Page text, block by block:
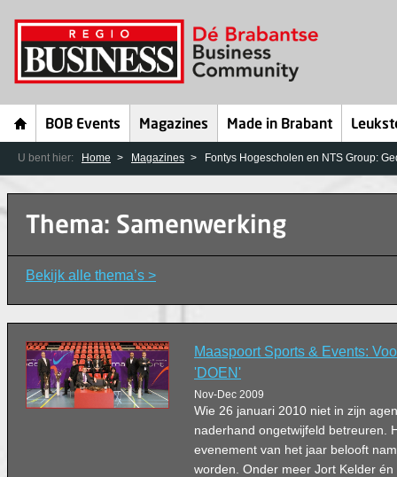
BOB Events Magazines Made in Brabant
U bent hier: Home Magazines Fontys Hogescholen en NTS Group:
Thema: Samenwerking
Bekijk alle thema’s >
Maaspoort Sports & Events:
'DOEN'
Nov-Dec 2009
Wie 26 januari 2010 niet in zijn
naderhand ongetwijfeld betreuren.
evenement van het jaar belooft
worden. Onder meer Jort Kelder